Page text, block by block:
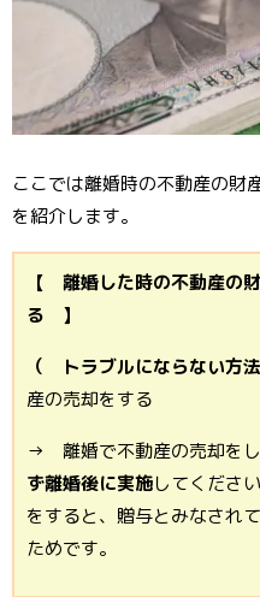
ここでは離婚時の不動産の財
を紹介します。
【 離婚した時の不動産の
る 】
（ トラブルにならない方
産の売却をする
→ 離婚で不動産の売却をし
ず離婚後に実施してくださ
をすると、贈与とみなされて
ためです。